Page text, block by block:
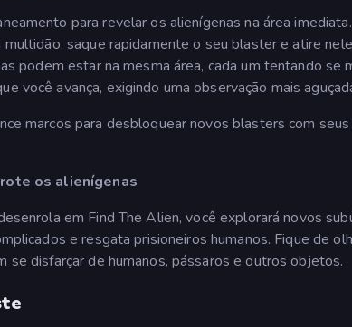
para revelar os alienígenas na área
saque rapidamente o seu blaster e atire
podem estar na mesma área, cada um tentando se
você avança, exigindo uma observação mais
marcos para desbloquear novos blasters com
os alienígenas
em Find The Alien, você explorará novos
e resgata prisioneiros humanos. Fique de
se disfarçar de humanos, pássaros e outros objetos.